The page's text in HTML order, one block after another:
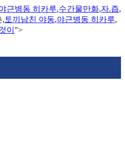
근병동 히카루,수간물만화,자.즙,
, 토끼남친 야동,야근병동 히카루,
이 ">